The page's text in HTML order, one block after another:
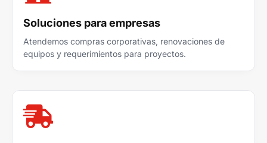
Soluciones para empresas
Atendemos compras corporativas, renovaciones de
equipos y requerimientos para proyectos.